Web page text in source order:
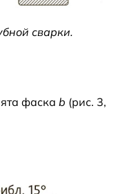
сварки.
фаска b (рис. 3,